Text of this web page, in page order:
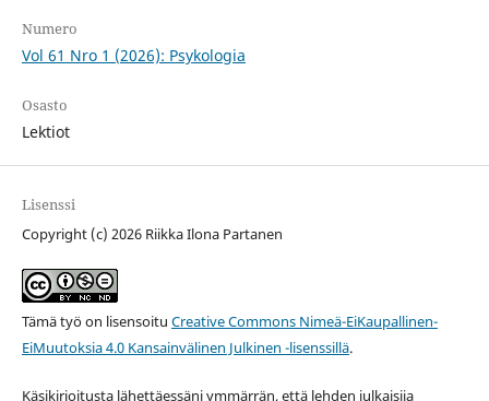
Numero
Vol 61 Nro 1 (2026): Psykologia
Osasto
Lektiot
Lisenssi
Copyright (c) 2026 Riikka Ilona Partanen
Tämä työ on lisensoitu Creative Commons Nimeä-EiKaupallinen-
EiMuutoksia 4.0 Kansainvälinen Julkinen -lisenssillä.
Käsikirjoitusta lähettäessäni ymmärrän, että lehden julkaisija